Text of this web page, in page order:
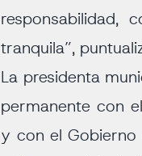
responsabilidad,
tranquila”,
La presidenta
permanente con
y con el Gobierno